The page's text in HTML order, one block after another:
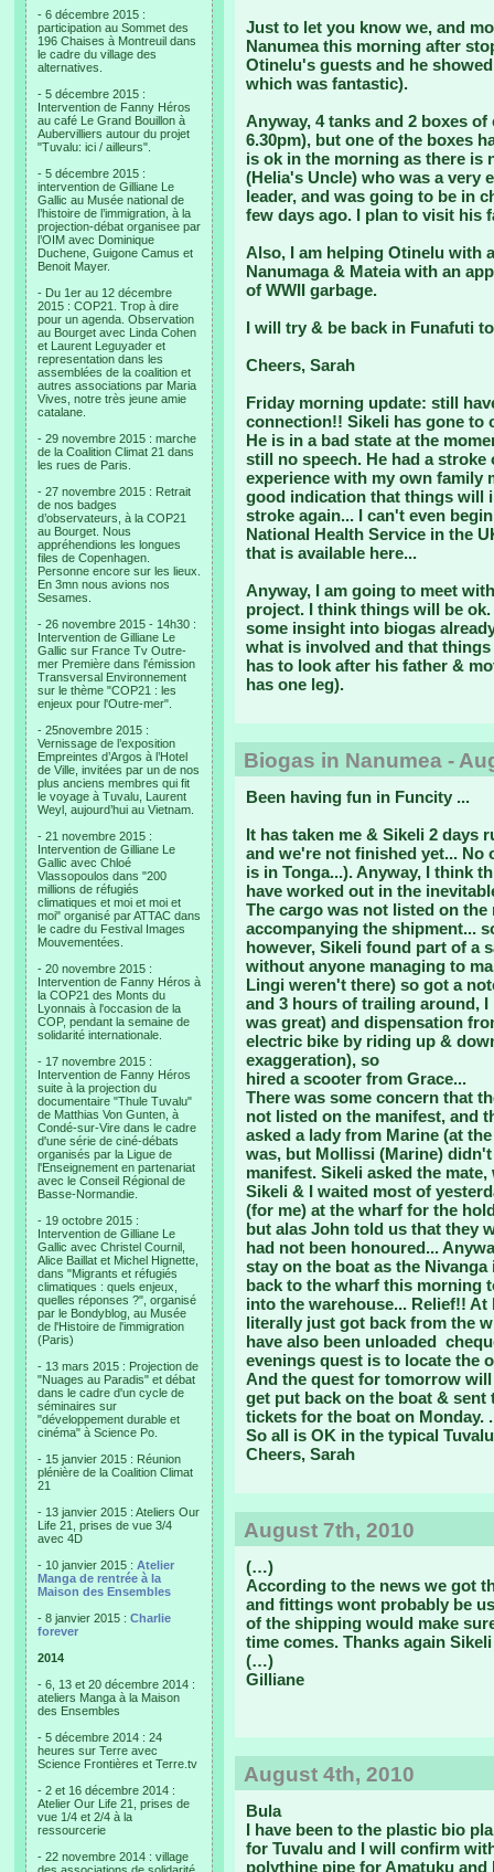
- 6 décembre 2015 :
participation au Sommet des
196 Chaises à Montreuil dans
le cadre du village des
alternatives.
- 5 décembre 2015 :
Intervention de Fanny Héros
au café Le Grand Bouillon à
Aubervilliers autour du projet
"Tuvalu: ici / ailleurs".
- 5 décembre 2015 :
intervention de Gilliane Le
Gallic au Musée national de
l’histoire de l’immigration, à la
projection-débat organisee par
l’OIM avec Dominique
Duchene, Guigone Camus et
Benoit Mayer.
- Du 1er au 12 décembre
2015 : COP21. Trop à dire
pour un agenda. Observation
au Bourget avec Linda Cohen
et Laurent Leguyader et
representation dans les
assemblées de la coalition et
autres associations par Maria
Vives, notre très jeune amie
catalane.
- 29 novembre 2015 : marche
de la Coalition Climat 21 dans
les rues de Paris.
- 27 novembre 2015 : Retrait
de nos badges
d’observateurs, à la COP21
au Bourget. Nous
appréhendions les longues
files de Copenhagen.
Personne encore sur les lieux.
En 3mn nous avions nos
Sesames.
- 26 novembre 2015 - 14h30 :
Intervention de Gilliane Le
Gallic sur France Tv Outre-
mer Première dans l'émission
Transversal Environnement
sur le thème "COP21 : les
enjeux pour l'Outre-mer".
- 25novembre 2015 :
Vernissage de l’exposition
Empreintes d’Argos à l’Hotel
de Ville, invitées par un de nos
plus anciens membres qui fit
le voyage à Tuvalu, Laurent
Weyl, aujourd’hui au Vietnam.
- 21 novembre 2015 :
Intervention de Gilliane Le
Gallic avec Chloé
Vlassopoulos dans "200
millions de réfugiés
climatiques et moi et moi et
moi" organisé par ATTAC dans
le cadre du Festival Images
Mouvementées.
- 20 novembre 2015 :
Intervention de Fanny Héros à
la COP21 des Monts du
Lyonnais à l'occasion de la
COP, pendant la semaine de
solidarité internationale.
- 17 novembre 2015 :
Intervention de Fanny Héros
suite à la projection du
documentaire "Thule Tuvalu"
de Matthias Von Gunten, à
Condé-sur-Vire dans le cadre
d'une série de ciné-débats
organisés par la Ligue de
l'Enseignement en partenariat
avec le Conseil Régional de
Basse-Normandie.
- 19 octobre 2015 :
Intervention de Gilliane Le
Gallic avec Christel Cournil,
Alice Baillat et Michel Hignette,
dans "Migrants et réfugiés
climatiques : quels enjeux,
quelles réponses ?", organisé
par le Bondyblog, au Musée
de l'Histoire de l'immigration
(Paris)
- 13 mars 2015 : Projection de
"Nuages au Paradis" et débat
dans le cadre d'un cycle de
séminaires sur
"développement durable et
cinéma" à Science Po.
- 15 janvier 2015 : Réunion
plénière de la Coalition Climat
21
- 13 janvier 2015 : Ateliers Our
Life 21, prises de vue 3/4
avec 4D
- 10 janvier 2015 : Atelier
Manga de rentrée à la
Maison des Ensembles
- 8 janvier 2015 : Charlie
forever
2014
- 6, 13 et 20 décembre 2014 :
ateliers Manga à la Maison
des Ensembles
- 5 décembre 2014 : 24
heures sur Terre avec
Science Frontières et Terre.tv
- 2 et 16 décembre 2014 :
Atelier Our Life 21, prises de
vue 1/4 et 2/4 à la
ressourcerie
- 22 novembre 2014 : village
Just to let you know we, and
Nanumea this morning after
Otinelu's guests and he
which was fantastic).
Anyway, 4 tanks and 2 boxes
6.30pm), but one of the boxes
is ok in the morning as there is
(Helia's Uncle) who was a very
leader, and was going to be in
few days ago. I plan to visit his
Also, I am helping Otinelu with
Nanumaga & Mateia with an
of WWII garbage.
I will try & be back in Funafuti
Cheers, Sarah
Friday morning update: still
connection!! Sikeli has gone to
He is in a bad state at the
still no speech. He had a
experience with my own family
good indication that things will
stroke again... I can't even
National Health Service in the
that is available here...
Anyway, I am going to meet
project. I think things will be
some insight into biogas
what is involved and that
has to look after his father &
has one leg).
Biogas in Nanumea -
Been having fun in Funcity ...
It has taken me & Sikeli 2 days
and we're not finished yet... No
is in Tonga...). Anyway, I think
have worked out in the
The cargo was not listed on
accompanying the shipment...
however, Sikeli found part of a
without anyone managing to
Lingi weren't there) so got a
and 3 hours of trailing around,
was great) and dispensation
electric bike by riding up &
exaggeration), so
hired a scooter from Grace...
There was some concern that
not listed on the manifest, and
asked a lady from Marine (at
was, but Mollissi (Marine)
manifest. Sikeli asked the
Sikeli & I waited most of
(for me) at the wharf for the
but alas John told us that they
had not been honoured...
stay on the boat as the
back to the wharf this morning
into the warehouse... Relief!!
literally just got back from the
have also been unloaded
evenings quest is to locate the
And the quest for tomorrow
get put back on the boat & sent
tickets for the boat on Monday.
So all is OK in the typical
Cheers, Sarah
August 7th, 2010
(…)
According to the news we got
and fittings wont probably be
of the shipping would make
time comes. Thanks again
(…)
Gilliane
August 4th, 2010
Bula
I have been to the plastic bio
for Tuvalu and I will confirm
polythine pipe for Amatuku